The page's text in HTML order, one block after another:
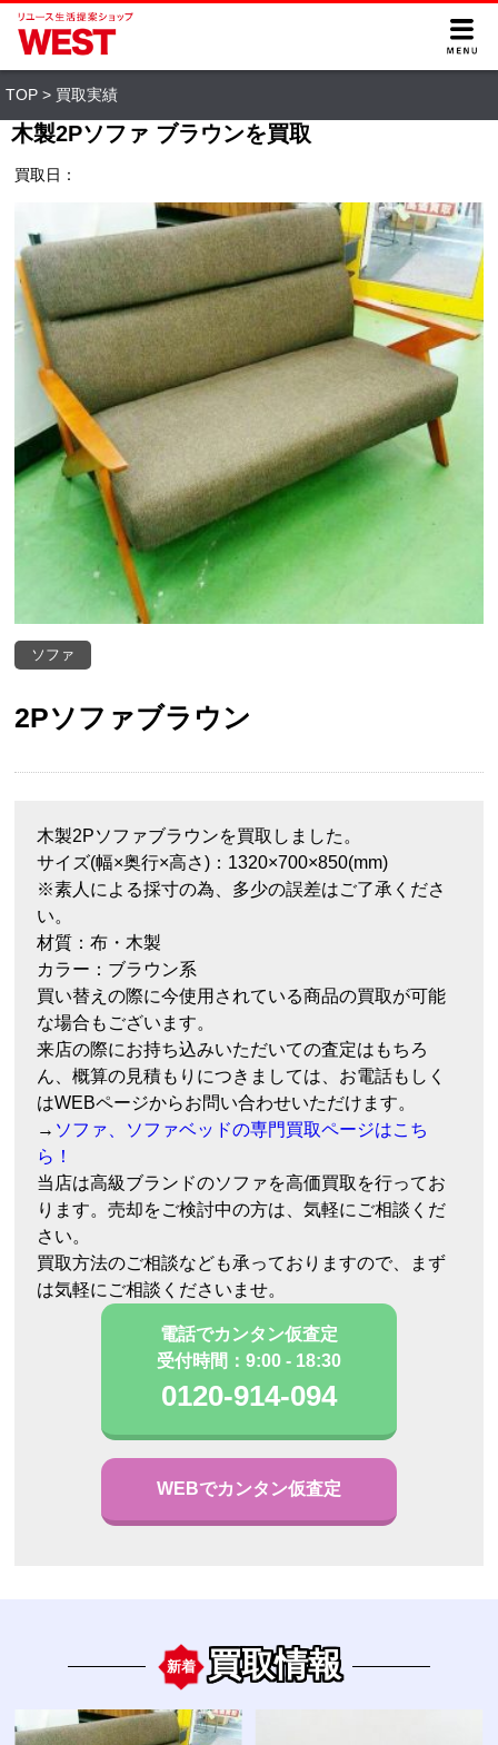
TOP > 買取実績
木製2Pソファ ブラウンを買取
買取日：
ソファ
2Pソファブラウン
木製2Pソファブラウンを買取しました。
サイズ(幅×奥行×高さ)：1320×700×850(mm)
※素人による採寸の為、多少の誤差はご了承くださ
い。
材質：布・木製
カラー：ブラウン系
買い替えの際に今使用されている商品の買取が可能
な場合もございます。
来店の際にお持ち込みいただいての査定はもちろ
ん、概算の見積もりにつきましては、お電話もしく
はWEBページからお問い合わせいただけます。
→ ソファ、ソファベッドの専門買取ページはこち
ら！
当店は高級ブランドのソファを高価買取を行ってお
ります。売却をご検討中の方は、気軽にご相談くだ
さい。
買取方法のご相談なども承っておりますので、まず
は気軽にご相談くださいませ。
電話でカンタン仮査定
受付時間：9:00 - 18:30
0120-914-094
WEBでカンタン仮査定
新着 買取情報